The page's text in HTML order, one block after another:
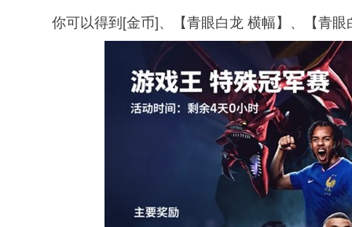
你可以得到[金币]、【青眼白龙 横幅】、【青